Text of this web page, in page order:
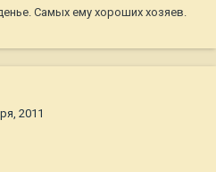
Самых ему хороших хозяев.
2011